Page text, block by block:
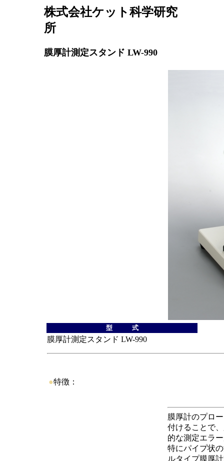
株式会社ケット科学研究
所
膜厚計測定スタンド LW-990
型 式
膜厚計測定スタンド LW-990
●特徴：
膜厚計のプロ
付けることで
的な測定エラ
特にパイプ状
ルタイプ膜厚